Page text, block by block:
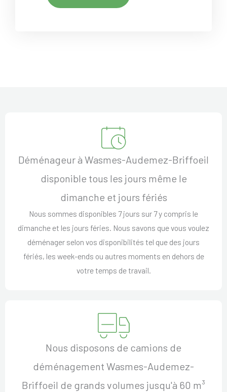
Déménageur à Wasmes-Audemez-Briffoeil
disponible tous les jours même le
dimanche et jours fériés
Nous sommes disponibles 7 jours sur 7 y compris le
dimanche et les jours féries. Nous savons que vous voulez
déménager selon vos disponibilités tel que des jours
fériés, les week-ends ou autres moments en dehors de
votre temps de travail.
Nous disposons de camions de
déménagement Wasmes-Audemez-
Briffoeil de grands volumes jusqu'à 60 m³